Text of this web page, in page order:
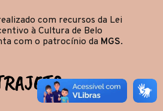
com recursos da Lei
à Cultura de Belo
com o patrocínio da MGS.